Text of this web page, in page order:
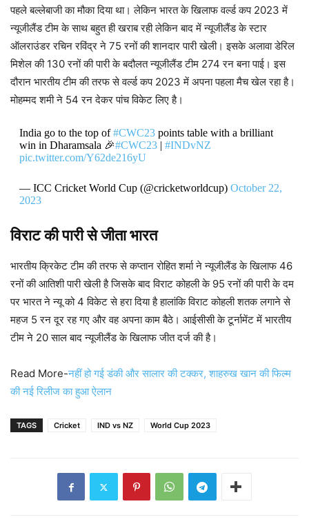
पहले बल्लेबाजी का मौका दिया था। लेकिन भारत के खिलाफ वर्ल्ड कप 2023 में
न्यूजीलैंड टीम के साथ बहुत ही खराब रही लेकिन बाद में न्यूजीलैंड के स्टार
ऑलराउंडर रचिन रविंद्र ने 75 रनों की शानदार पारी खेली। इसके अलावा डेरिल
मिशेल की 130 रनों की पारी के बदौलत न्यूजीलैंड टीम 274 रन बना पाई। इस
दौरान भारतीय टीम की तरफ से वर्ल्ड कप 2023 में अपना पहला मैच खेल रहा है।
मोहम्मद शमी ने 54 रन देकर पांच विकेट लिए है।
India go to the top of#CWC23points table with a brilliant
win in Dharamsala 🎉#CWC23| #INDvNZ
pic.twitter.com/Y62de216yU
— ICC Cricket World Cup (@cricketworldcup) October 22,
2023
विराट की पारी से जीता भारत
भारतीय क्रिकेट टीम की तरफ से कप्तान रोहित शर्मा ने न्यूजीलैंड के खिलाफ 46
रनों की आतिशी पारी खेली है जिसके बाद विराट कोहली के 95 रनों की पारी के दम
पर भारत ने न्यू को 4 विकेट से हरा दिया है हालांकि विराट कोहली शतक लगाने से
महज 5 रन दूर रह गए और वह अपना काम बैठे। आईसीसी के टूर्नामेंट में भारतीय
टीम ने 20 साल बाद न्यूजीलैंड के खिलाफ जीत दर्ज की है।
Read More-नहीं हो गई डंकी और सालार की टक्कर, शाहरुख खान की फिल्म
की नई रिलीज का हुआ ऐलान
TAGS Cricket IND vs NZ World Cup 2023